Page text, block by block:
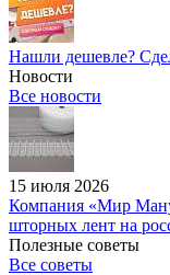
Нашли дешевле?
Новости
Все новости
15 июля 2026
Компания «Мир
шторных лент на
Полезные советы
Все советы